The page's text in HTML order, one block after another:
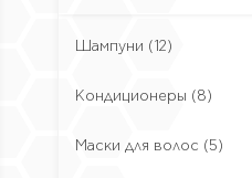
Шампуни (12)
Кондиционеры (8)
Маски для волос (5)